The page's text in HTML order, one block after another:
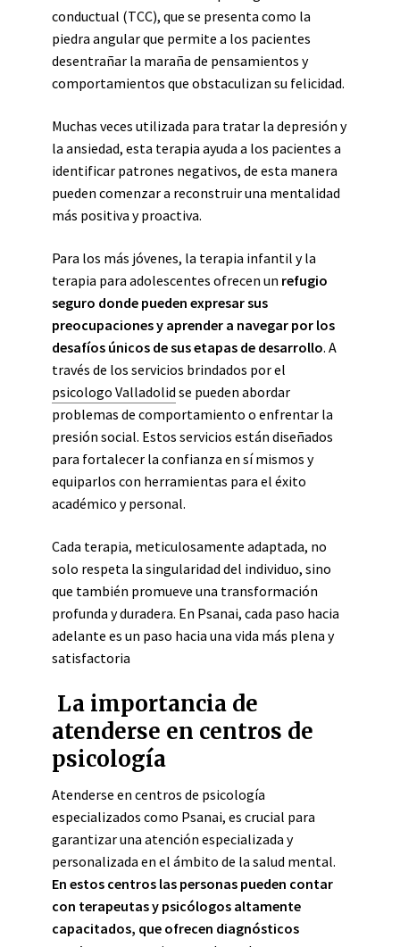
conductual (TCC), que se presenta como la
piedra angular que permite a los pacientes
desentrañar la maraña de pensamientos y
comportamientos que obstaculizan su felicidad.
Muchas veces utilizada para tratar la depresión y
la ansiedad, esta terapia ayuda a los pacientes a
identificar patrones negativos, de esta manera
pueden comenzar a reconstruir una mentalidad
más positiva y proactiva.
Para los más jóvenes, la terapia infantil y la
terapia para adolescentes ofrecen un refugio
seguro donde pueden expresar sus
preocupacionesy aprender a navegar por los
desafíos únicos de sus etapas de desarrollo. A
través de los servicios brindados por el
psicologo Valladolid se pueden abordar
problemas de comportamiento o enfrentar la
presión social. Estos servicios están diseñados
para fortalecer la confianza en sí mismos y
equiparlos con herramientas para el éxito
académico y personal.
Cada terapia, meticulosamente adaptada, no
solo respeta la singularidad del individuo, sino
que también promueve una transformación
profunda y duradera. En Psanai, cada paso hacia
adelante es un paso hacia una vida más plena y
satisfactoria
La importancia de
atenderse en centros de
psicología
Atenderse en centros de psicología
especializados como Psanai, es crucial para
garantizar una atención especializada y
personalizada en el ámbito de la salud mental.
En estos centros las personas pueden contar
con terapeutas y psicólogos altamente
capacitados, que ofrecen diagnósticos